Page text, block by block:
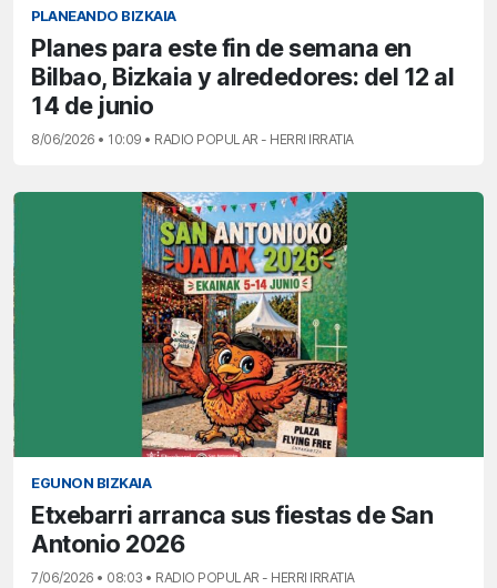
PLANEANDO BIZKAIA
Planes para este fin de semana en
Bilbao, Bizkaia y alrededores: del 12 al
14 de junio
8/06/2026 • 10:09 • RADIO POPULAR - HERRI IRRATIA
EGUNON BIZKAIA
Etxebarri arranca sus fiestas de San
Antonio 2026
7/06/2026 • 08:03 • RADIO POPULAR - HERRI IRRATIA